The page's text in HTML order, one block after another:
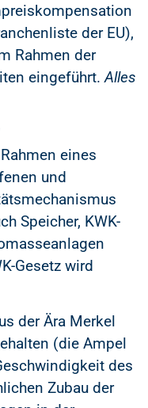
der EU),
Rahmen der
eingeführt.Alles
eines
und
Speicher, KWK-
Gesetz wird
der Ära Merkel
(die Ampel
des
Zubau der